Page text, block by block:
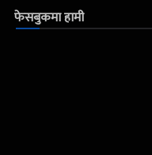
फेसबुकमा हामी